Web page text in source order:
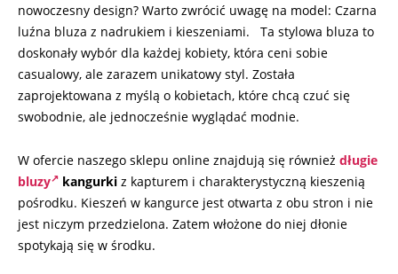
nowoczesny design? Warto zwrócić uwagę na model: Czarna
luźna bluza z nadrukiem i kieszeniami. Ta stylowa bluza to
doskonały wybór dla każdej kobiety, która ceni sobie
casualowy, ale zarazem unikatowy styl. Została
zaprojektowana z myślą o kobietach, które chcą czuć się
swobodnie, ale jednocześnie wyglądać modnie.
W ofercie naszego sklepu online znajdują się również długie
bluzy
kangurki z kapturem i charakterystyczną kieszenią
pośrodku. Kieszeń w kangurce jest otwarta z obu stron i nie
jest niczym przedzielona. Zatem włożone do niej dłonie
spotykają się w środku.